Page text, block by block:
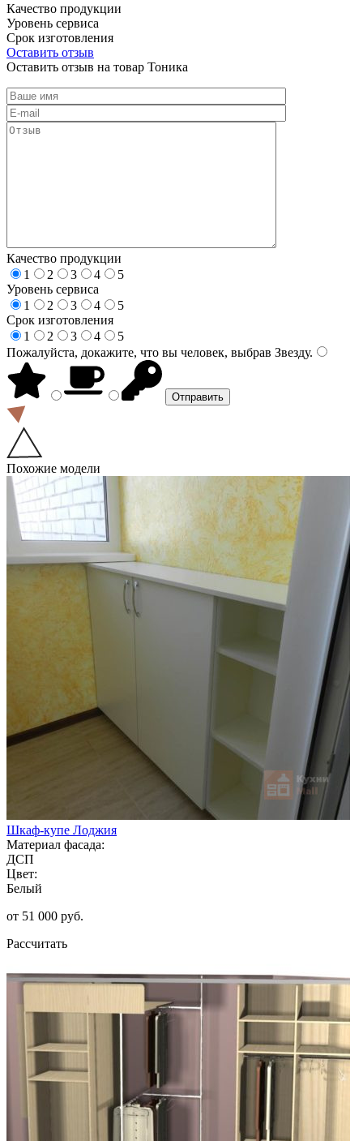
Качество продукции
Уровень сервиса
Срок изготовления
Оставить отзыв
Оставить отзыв на товар Тоника
Качество продукции
1
2 3 4
5
Уровень сервиса
1
2 3 4
5
Срок изготовления
1
2 3 4
5
Пожалуйста, докажите, что вы человек, выбрав Звезду.
Похожие модели
Шкаф-купе Лоджия
Материал фасада:
ДСП
Цвет:
Белый
от 51 000 руб.
Рассчитать